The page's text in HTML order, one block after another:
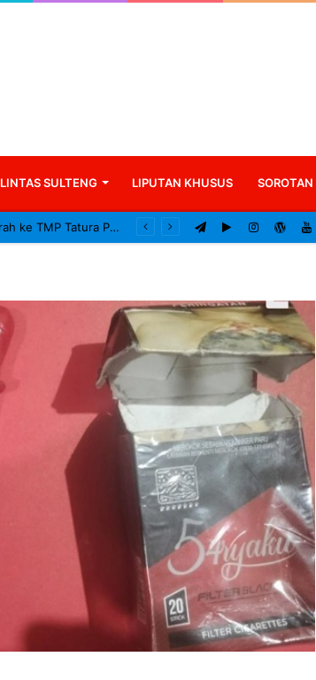
LINTAS SULTENG LIPUTAN KHUSUS SOROTAN
Kodam XXIII/Palaka Wira Ziarah ke TMP Tatura Peringati HUT ke-1